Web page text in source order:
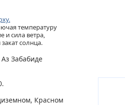
температуру
и сила ветра,
солнца.
Забабиде
Красном